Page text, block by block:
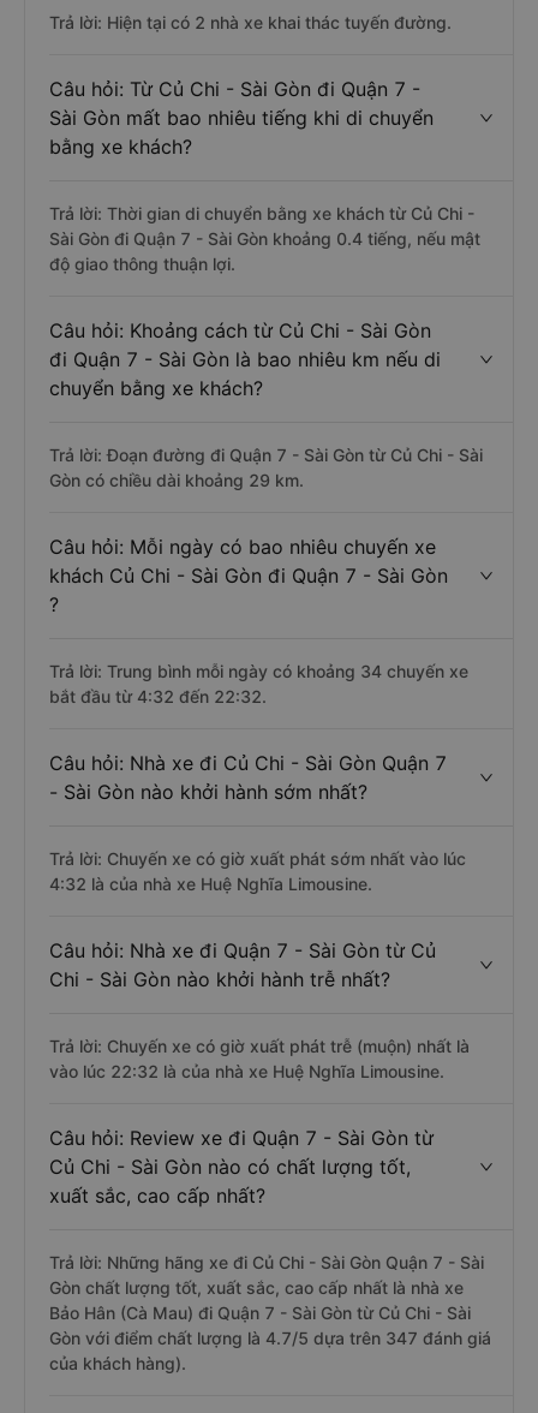
Trả lời: Hiện tại có 2 nhà xe khai thác tuyến đường.
Câu hỏi: Từ Củ Chi - Sài Gòn đi Quận 7 -
Sài Gòn mất bao nhiêu tiếng khi di chuyển
bằng xe khách?
Trả lời: Thời gian di chuyển bằng xe khách từ Củ Chi -
Sài Gòn đi Quận 7 - Sài Gòn khoảng 0.4 tiếng, nếu mật
độ giao thông thuận lợi.
Câu hỏi: Khoảng cách từ Củ Chi - Sài Gòn
đi Quận 7 - Sài Gòn là bao nhiêu km nếu di
chuyển bằng xe khách?
Trả lời: Đoạn đường đi Quận 7 - Sài Gòn từ Củ Chi - Sài
Gòn có chiều dài khoảng 29 km.
Câu hỏi: Mỗi ngày có bao nhiêu chuyến xe
khách Củ Chi - Sài Gòn đi Quận 7 - Sài Gòn
?
Trả lời: Trung bình mỗi ngày có khoảng 34 chuyến xe
bắt đầu từ 4:32 đến 22:32.
Câu hỏi: Nhà xe đi Củ Chi - Sài Gòn Quận 7
- Sài Gòn nào khởi hành sớm nhất?
Trả lời: Chuyến xe có giờ xuất phát sớm nhất vào lúc
4:32 là của nhà xe Huệ Nghĩa Limousine.
Câu hỏi: Nhà xe đi Quận 7 - Sài Gòn từ Củ
Chi - Sài Gòn nào khởi hành trễ nhất?
Trả lời: Chuyến xe có giờ xuất phát trễ (muộn) nhất là
vào lúc 22:32 là của nhà xe Huệ Nghĩa Limousine.
Câu hỏi: Review xe đi Quận 7 - Sài Gòn từ
Củ Chi - Sài Gòn nào có chất lượng tốt,
xuất sắc, cao cấp nhất?
Trả lời: Những hãng xe đi Củ Chi - Sài Gòn Quận 7 - Sài
Gòn chất lượng tốt, xuất sắc, cao cấp nhất là nhà xe
Bảo Hân (Cà Mau) đi Quận 7 - Sài Gòn từ Củ Chi - Sài
Gòn với điểm chất lượng là 4.7/5 dựa trên 347 đánh giá
của khách hàng).